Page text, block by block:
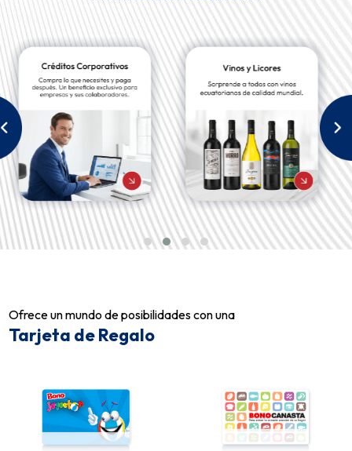
Ofrece un mundo de posibilidades con una
Tarjeta de Regalo